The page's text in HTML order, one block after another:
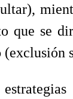
que se